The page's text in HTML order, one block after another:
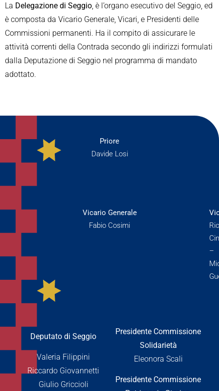
La Delegazione di Seggio , è l’organo esecutivo del Seggio, ed
è composta da Vicario Generale, Vicari, e Presidenti delle
Commissioni permanenti. Ha il compito di assicurare le
attività correnti della Contrada secondo gli indirizzi formulati
dalla Deputazione di Seggio nel programma di mandato
adottato.
Priore
Davide Losi
Vicario Generale
Fabio Cosimi
–
Deputato di Seggio
Valeria Filippini
Riccardo Giovannetti
Giulio Griccioli
Presidente Commissione
Solidarietà
Eleonora Scali
Presidente Commissione